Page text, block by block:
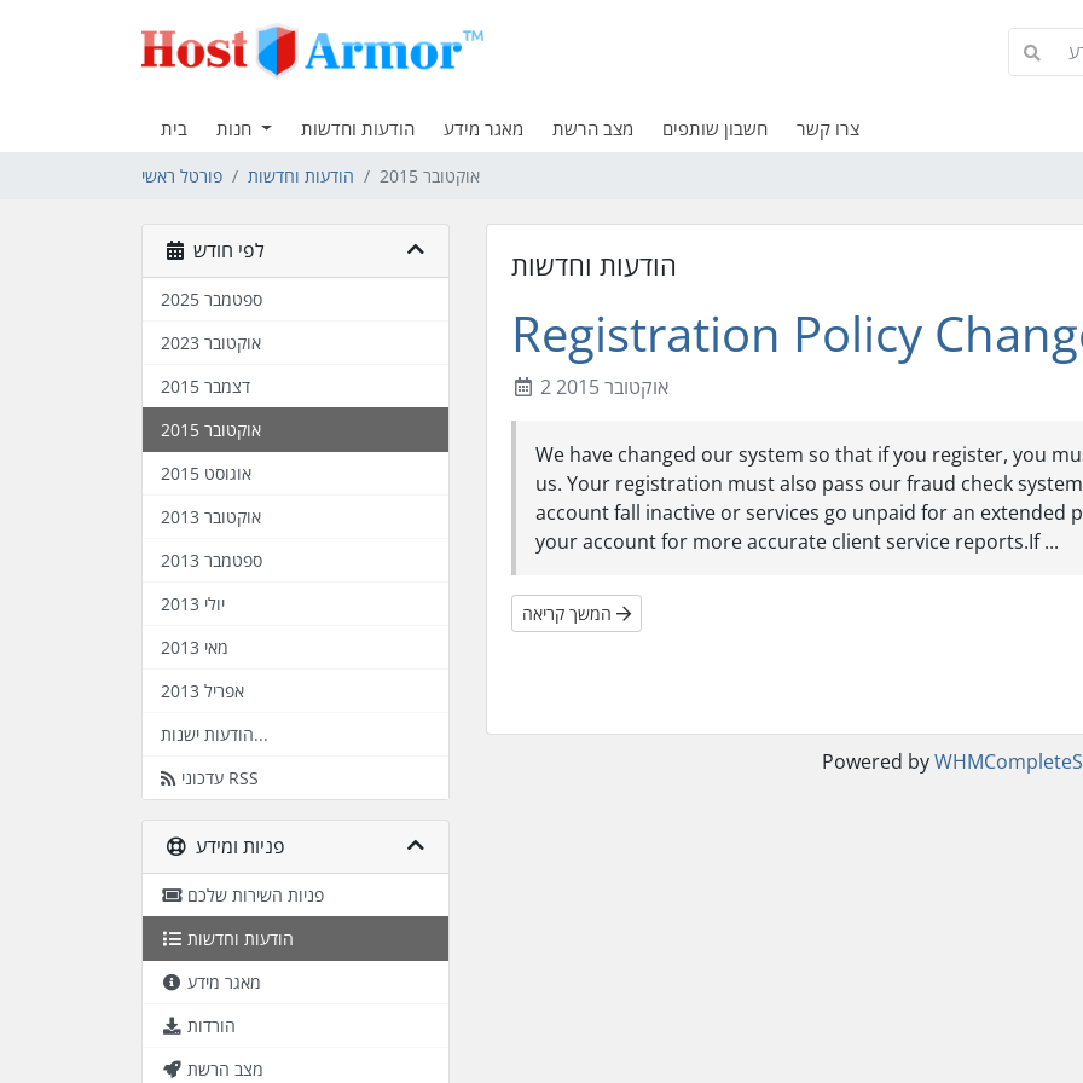
בית הודעות וחדשות מאגר מידע מצב הרשת חשבון שותפים צרו קשר
פורטל ראשי הודעות וחדשות אוקטובר 2015
לפי חודש
ספטמבר 2025
אוקטובר 2023
דצמבר 2015
אוקטובר 2015
אוגוסט 2015
אוקטובר 2013
ספטמבר 2013
יולי 2013
מאי 2013
אפריל 2013
הודעות ישנות...
עדכוני RSS
פניות ומידע
פניות השירות שלכם
הודעות וחדשות
מאגר מידע
הורדות
מצב הרשת
הודעות וחדשות
Registration Policy
2 אוקטובר 2015
We have changed our system so that if you register, you
us. Your registration must also pass our fraud check
account fall inactive or services go unpaid for an extended
your account for more accurate client service reports.If ...
Powered by